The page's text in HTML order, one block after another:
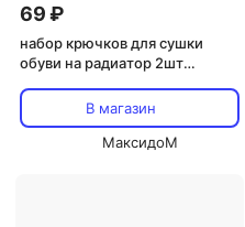
69 ₽
набор крючков для сушки
обуви на радиатор 2шт
В магазин
МаксидоМ